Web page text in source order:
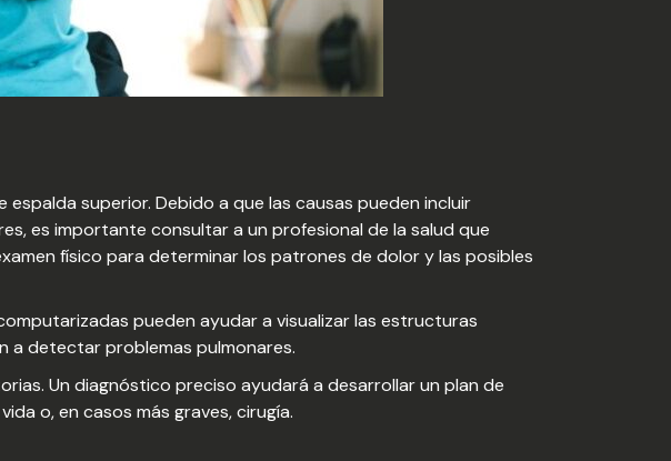
superior. Debido a que las causas pueden incluir
es importante consultar a un profesional de la salud que
físico para determinar los patrones de dolor y las posibles
pueden ayudar a visualizar las estructuras
a detectar problemas pulmonares.
Un diagnóstico preciso ayudará a desarrollar un plan de
o, en casos más graves, cirugía.